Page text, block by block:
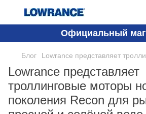
Официальный
Блог Lowrance представляет
Lowrance представляет
троллинговые моторы
поколения Recon для